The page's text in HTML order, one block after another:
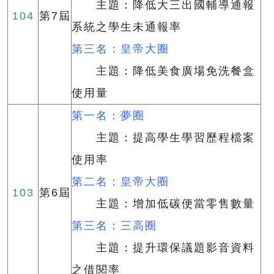
104 第7屆
主題：降低大三出國輔導通報
系統之學生未通報率
第三名：皇帝大圈
主題：降低美食廣場免洗餐盒
使用量
103 第6屆
第一名：夢圈
主題：提高學生學習歷程檔案
使用率
第二名：皇帝大圈
主題：增加低碳便當零售數量
第三名：三高圈
主題：提升環保議題影音資料
之借閱率